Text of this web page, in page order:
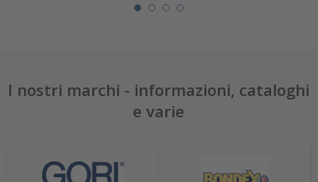
I nostri marchi - informazioni, cataloghi
e varie